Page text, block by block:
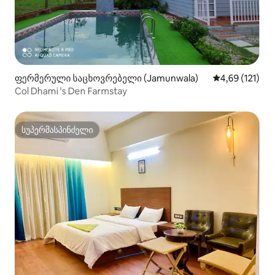
ფერმერული საცხოვრებელი (Jamunwala) საშუალო
4,69 (121)
Col Dhami 's Den Farmstay
სუპერმასპინძელი
სუპერმასპინძელი